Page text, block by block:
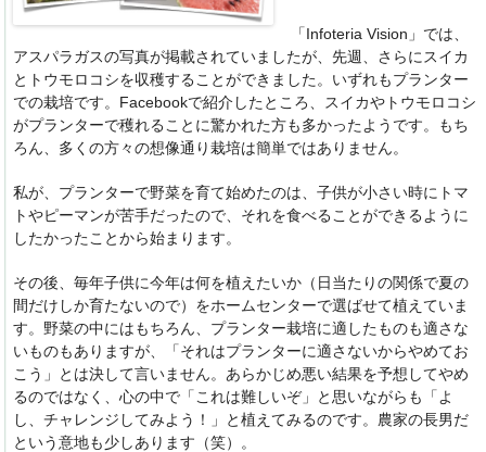
「Infoteria Vision」では、
アスパラガスの写真が掲載されていましたが、先週、さらにスイカ
とトウモロコシを収穫することができました。いずれもプランター
での栽培です。Facebookで紹介したところ、スイカやトウモロコシ
がプランターで穫れることに驚かれた方も多かったようです。もち
ろん、多くの方々の想像通り栽培は簡単ではありません。
私が、プランターで野菜を育て始めたのは、子供が小さい時にトマ
トやピーマンが苦手だったので、それを食べることができるように
したかったことから始まります。
その後、毎年子供に今年は何を植えたいか（日当たりの関係で夏の
間だけしか育たないので）をホームセンターで選ばせて植えていま
す。野菜の中にはもちろん、プランター栽培に適したものも適さな
いものもありますが、「それはプランターに適さないからやめてお
こう」とは決して言いません。あらかじめ悪い結果を予想してやめ
るのではなく、心の中で「これは難しいぞ」と思いながらも「よ
し、チャレンジしてみよう！」と植えてみるのです。農家の長男だ
という意地も少しあります（笑）。